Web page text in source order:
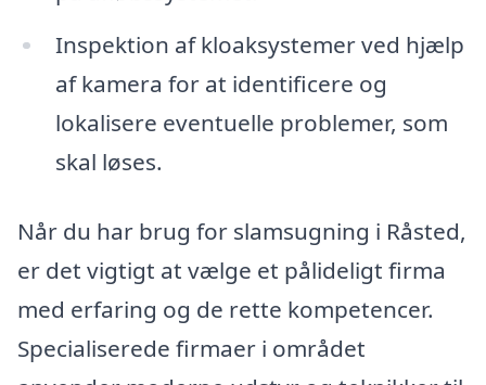
Inspektion af kloaksystemer ved hjælp
af kamera for at identificere og
lokalisere eventuelle problemer, som
skal løses.
Når du har brug for slamsugning i Råsted,
er det vigtigt at vælge et pålideligt firma
med erfaring og de rette kompetencer.
Specialiserede firmaer i området